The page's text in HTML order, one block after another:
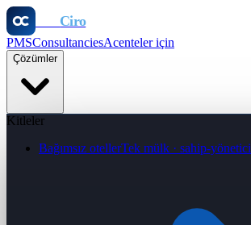
Ciro
PMSConsultanciesAcenteler için
Çözümler
Kitleler
Bağımsız otellerTek mülk · sahip-yönetici